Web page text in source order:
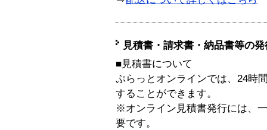
見積書・請求書・納品書等の
■見積書について
ぷらっとオンラインでは、24時
することができます。
※オンライン見積書発行には、
要です。